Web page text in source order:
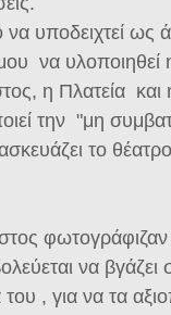
να υποδειχτεί ως
να
η Πλατεία και
την "μη
το
να
, για να τα